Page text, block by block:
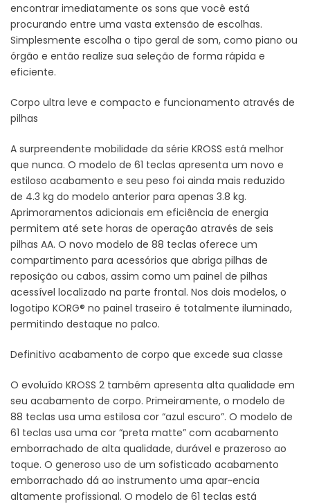
encontrar imediatamente os sons que você está
procurando entre uma vasta extensão de escolhas.
Simplesmente escolha o tipo geral de som, como piano ou
órgão e então realize sua seleção de forma rápida e
eficiente.
Corpo ultra leve e compacto e funcionamento através de
pilhas
A surpreendente mobilidade da série KROSS está melhor
que nunca. O modelo de 61 teclas apresenta um novo e
estiloso acabamento e seu peso foi ainda mais reduzido
de 4.3 kg do modelo anterior para apenas 3.8 kg.
Aprimoramentos adicionais em eficiência de energia
permitem até sete horas de operação através de seis
pilhas AA. O novo modelo de 88 teclas oferece um
compartimento para acessórios que abriga pilhas de
reposição ou cabos, assim como um painel de pilhas
acessível localizado na parte frontal. Nos dois modelos, o
logotipo KORG® no painel traseiro é totalmente iluminado,
permitindo destaque no palco.
Definitivo acabamento de corpo que excede sua classe
O evoluído KROSS 2 também apresenta alta qualidade em
seu acabamento de corpo. Primeiramente, o modelo de
88 teclas usa uma estilosa cor “azul escuro”. O modelo de
61 teclas usa uma cor “preta matte” com acabamento
emborrachado de alta qualidade, durável e prazeroso ao
toque. O generoso uso de um sofisticado acabamento
emborrachado dá ao instrumento uma apar~encia
altamente profissional. O modelo de 61 teclas está